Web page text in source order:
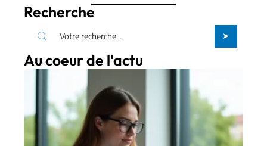
Recherche
Au coeur de l'actu